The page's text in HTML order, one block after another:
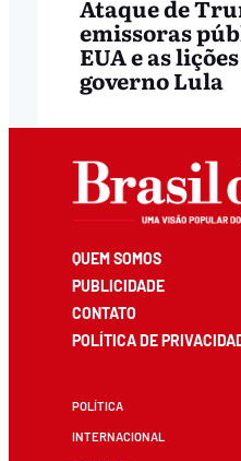
Ataque de
emissoras
EUA e as
governo Lula
QUEM SOMOS
PUBLICIDADE
CONTATO
POLÍTICA DE
POLÍTICA
INTERNACIONAL